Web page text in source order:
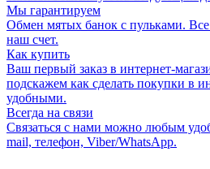
Мы гарантируем
Обмен мятых банок с пульками. Все
наш счет.
Как купить
Ваш первый заказ в интернет-
подскажем как сделать покупки в
удобными.
Всегда на связи
Связаться с нами можно любым
mail, телефон, Viber/WhatsApp.